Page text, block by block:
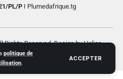
politique de
.
ACCEPTER
PL/PI Plumedafrique.tg
Rights Reserved. Design by Helios